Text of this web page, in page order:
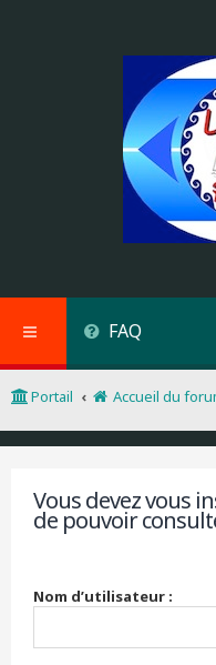
FAQ
Portail
Accueil du
Vous devez vous
de pouvoir
Nom d’utilisateur :